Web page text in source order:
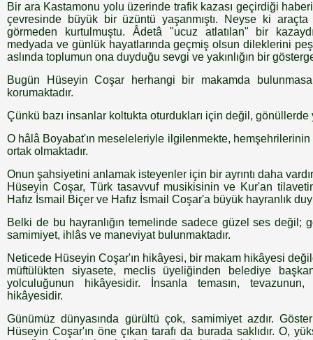
Bir ara Kastamonu yolu üzerinde trafik kazası geçirdiği haberi
çevresinde büyük bir üzüntü yaşanmıştı. Neyse ki
görmeden kurtulmuştu. Âdetâ "ucuz atlatılan" bir
medyada ve günlük hayatlarında geçmiş olsun dileklerini
aslında toplumun ona duyduğu sevgi ve yakınlığın bir
Bugün Hüseyin Coşar herhangi bir makamda
korumaktadır.
Çünkü bazı insanlar koltukta oturdukları için değil, gönüllerde
O hâlâ Boyabat'ın meseleleriyle ilgilenmekte, hemşehrilerinin
ortak olmaktadır.
Onun şahsiyetini anlamak isteyenler için bir ayrıntı daha
Hüseyin Coşar, Türk tasavvuf musikisinin ve Kur'an
Hafız İsmail Biçer ve Hafız İsmail Coşar'a büyük hayranlık
Belki de bu hayranlığın temelinde sadece güzel ses değil;
samimiyet, ihlâs ve maneviyat bulunmaktadır.
Neticede Hüseyin Coşar'ın hikâyesi, bir makam hikâyesi
müftülükten siyasete, meclis üyeliğinden belediye
yolculuğunun hikâyesidir. İnsanla temasın,
hikâyesidir.
Günümüz dünyasında gürültü çok, samimiyet azdır.
Hüseyin Coşar'ın öne çıkan tarafı da burada saklıdır. O,